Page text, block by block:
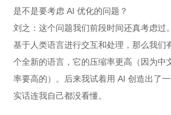
是不是要考虑 AI 优化的问题？
刘之：这个问题我们前段时间还真考虑过
基于人类语言进行交互和处理，那么我们
个全新的语言，它的压缩率更高（因为中
率要高的）。后来我试着用 AI 创造出了
实话连我自己都没看懂。